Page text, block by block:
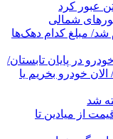
شمالی
کالابرگ مرداد ۱۴۰۵ اعلام شد/ مبلغ کدام دهک‌ها
در پایان تابستان/
خودرو بخریم یا
شد
از میادین تا